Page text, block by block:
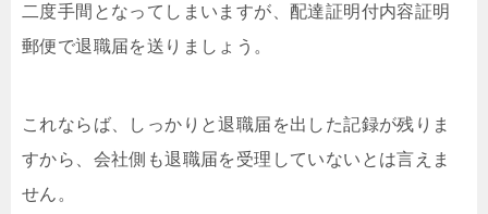
二度手間となってしまいますが、配達証明付内容証明
郵便で退職届を送りましょう。
これならば、しっかりと退職届を出した記録が残りま
すから、会社側も退職届を受理していないとは言えま
せん。